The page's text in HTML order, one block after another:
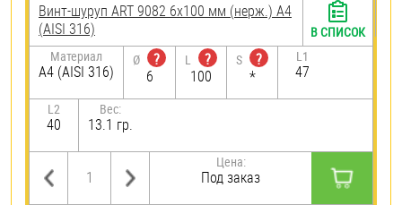
Винт-шуруп ART 9082 6х100 мм (нерж.) A4
(AISI 316)
Материал
A4 (AISI 316)
Ø
?
6
L
?
100
S
?
*
L1
47
L2
40
Вес:
13.1 гр.
Цена:
Под заказ
В СПИСОК